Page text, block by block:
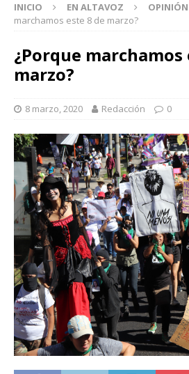
INICIO EN ALTAVOZ OPINIÓN
marchamos este 8 de marzo?
¿Porque marchamos
marzo?
8 marzo, 2020 Redacción 0